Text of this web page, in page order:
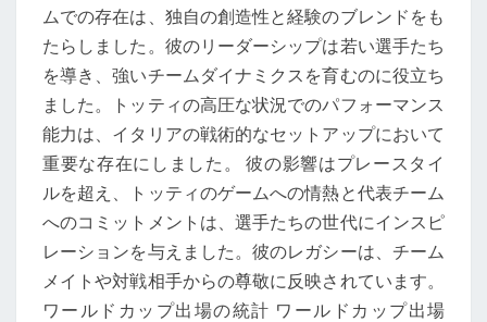
ムでの存在は、独自の創造性と経験のブレンドをも
たらしました。彼のリーダーシップは若い選手たち
を導き、強いチームダイナミクスを育むのに役立ち
ました。トッティの高圧な状況でのパフォーマンス
能力は、イタリアの戦術的なセットアップにおいて
重要な存在にしました。 彼の影響はプレースタイ
ルを超え、トッティのゲームへの情熱と代表チーム
へのコミットメントは、選手たちの世代にインスピ
レーションを与えました。彼のレガシーは、チーム
メイトや対戦相手からの尊敬に反映されています。
ワールドカップ出場の統計 ワールドカップ出場